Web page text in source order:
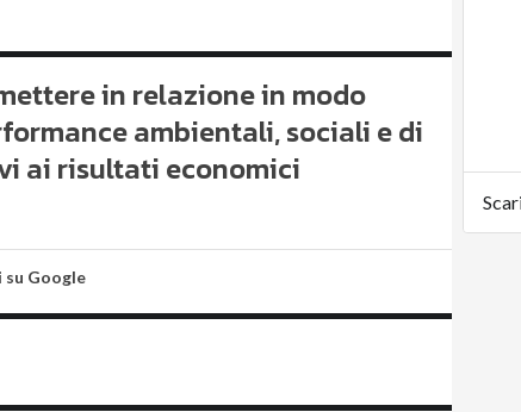
in relazione in modo
ambientali, sociali e di
ai risultati economici
Google